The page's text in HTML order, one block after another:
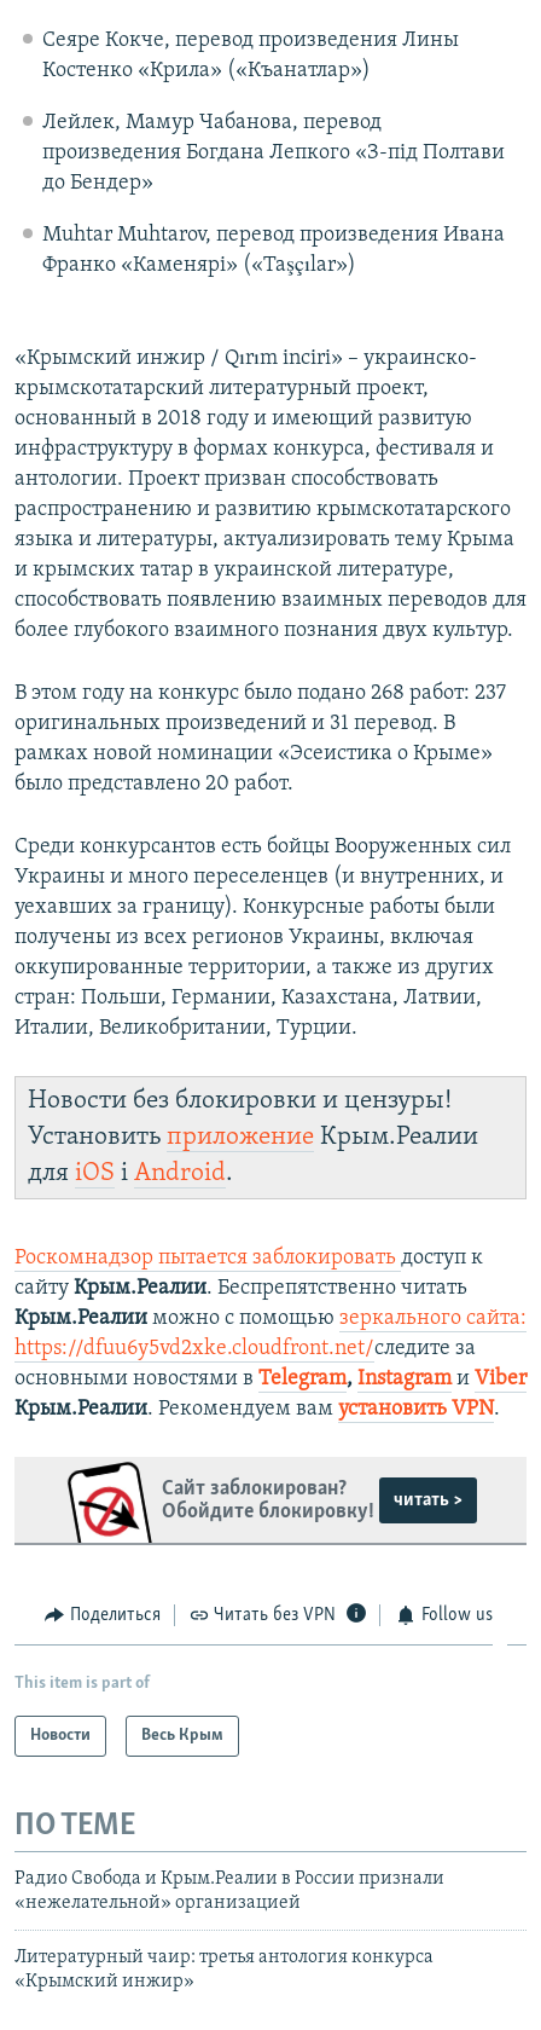
Сеяре Кокче, перевод произведения Лины
Костенко «Крила» («Къанатлар»)
Лейлек, Мамур Чабанова, перевод
произведения Богдана Лепкого «З-під Полтави
до Бендер»
Muhtar Muhtarov, перевод произведения Ивана
Франко «Каменярі» («Taşçılar»)
«Крымский инжир / Qırım inciri» – украинско-
крымскотатарский литературный проект,
основанный в 2018 году и имеющий развитую
инфраструктуру в формах конкурса, фестиваля и
антологии. Проект призван способствовать
распространению и развитию крымскотатарского
языка и литературы, актуализировать тему Крыма
и крымских татар в украинской литературе,
способствовать появлению взаимных переводов для
более глубокого взаимного познания двух культур.
В этом году на конкурс было подано 268 работ: 237
оригинальных произведений и 31 перевод. В
рамках новой номинации «Эсеистика о Крыме»
было представлено 20 работ.
Среди конкурсантов есть бойцы Вооруженных сил
Украины и много переселенцев (и внутренних, и
уехавших за границу). Конкурсные работы были
получены из всех регионов Украины, включая
оккупированные территории, а также из других
стран: Польши, Германии, Казахстана, Латвии,
Италии, Великобритании, Турции.
Новости без блокировки и цензуры!
Установить приложение Крым.Реалии
для iOS і Android.
Роскомнадзор пытается заблокировать доступ к
сайту Крым.Реалии. Беспрепятственно читать
Крым.Реалии можно с помощью зеркального сайта:
https://dfuu6y5vd2xke.cloudfront.net/следите за
основными новостями в Telegram, Instagramи Viber
Крым.Реалии. Рекомендуем вам установить VPN.
Сайт заблокирован?
Обойдите блокировку!
читать >
Поделиться Читать без VPN Follow us
This item is part of
Новости Весь Крым
ПО ТЕМЕ
Радио Свобода и Крым.Реалии в России признали
«нежелательной» организацией
Литературный чаир: третья антология конкурса
«Крымский инжир»